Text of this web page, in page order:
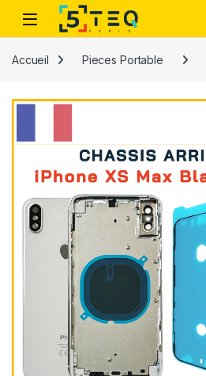
Passer à la navigation
Aller au contenu
Accueil Pieces Portable